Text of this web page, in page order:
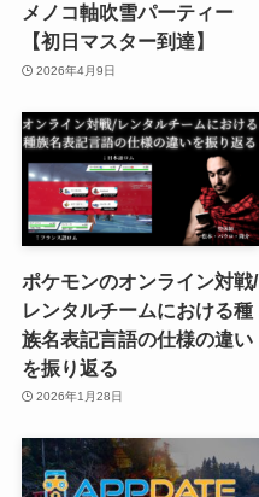
メノコ軸吹雪パーティー
【初日マスター到達】
2026年4月9日
ポケモンのオンライン対戦/
レンタルチームにおける種
族名表記言語の仕様の違い
を振り返る
2026年1月28日